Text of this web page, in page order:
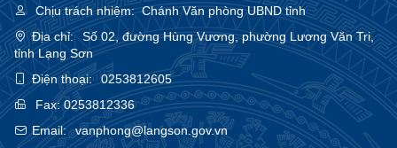
Chịu trách nhiệm:Chánh Văn phòng UBND tỉnh
Địa chỉ:
Số 02, đường Hùng Vương, phường Lương Văn Tri,
tỉnh Lạng Sơn
Điện thoại:
0253812605
Fax:0253812336
Email:
vanphong@langson.gov.vn